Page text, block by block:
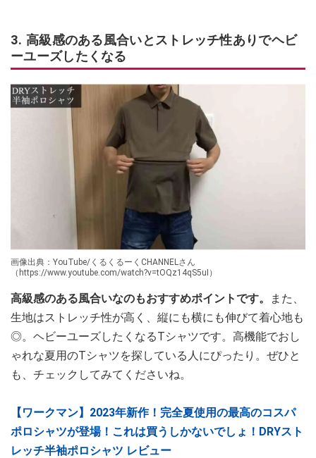
3. 高級感のある風合いとストレッチ性ありでヘビ
ーユーズしたくなる
画像出典：YouTube/くるくるーくCHANNELさん
（https://www.youtube.com/watch?v=tOQz14qS5uI）
高級感のある風合いなのもおすすめポイントです。
また、
生地はストレッチ性が高く、縦にも横にも伸びて着心地も
◎。ヘビーユーズしたくなるTシャツです。高機能でおし
ゃれな夏用のTシャツを探している人にぴったり。ぜひと
も、チェックしてみてくださいね。
【ワークマン】2023年新作！完全夏使用の最高のコスパ
ポロシャツが登場！これは買うしかないでしょ！DRYスト
レッチ半袖ポロシャツ レビュー